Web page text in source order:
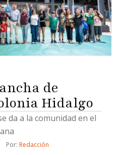
de
Hidalgo
da a la comunidad en el
Por: Redacción